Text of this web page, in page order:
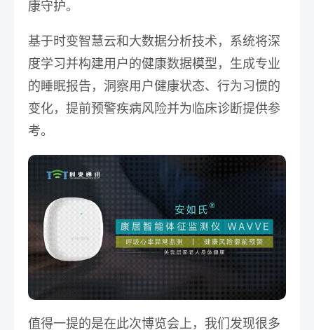
康守护。
基于时变智慧云和大数据分析技术，系统将深
度学习并构建用户的健康数据模型， 生成专业
的睡眠报告 ，洞察用户健康状态、行为习惯的
变化，提前预警疾病风险并为临床诊断提供参
考。
值得一提的是在此次博览会上， 我们发现很多